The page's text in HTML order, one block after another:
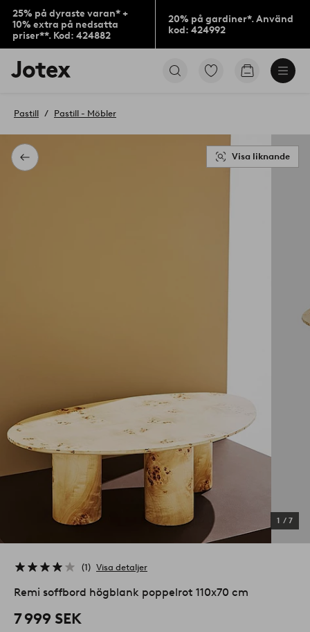
25% på dyraste varan* +
10% extra på nedsatta
priser**. Kod: 424882
20% på gardiner*. Använd
kod: 424992
Jotex
logotyp
till
Gå
Gå
Tillbaka
Pastill Pastill - Möbler
1 / 7
Visa liknande
1 Visa detaljer
Remi soffbord högblank poppelrot 110x70 cm
7 999 SEK